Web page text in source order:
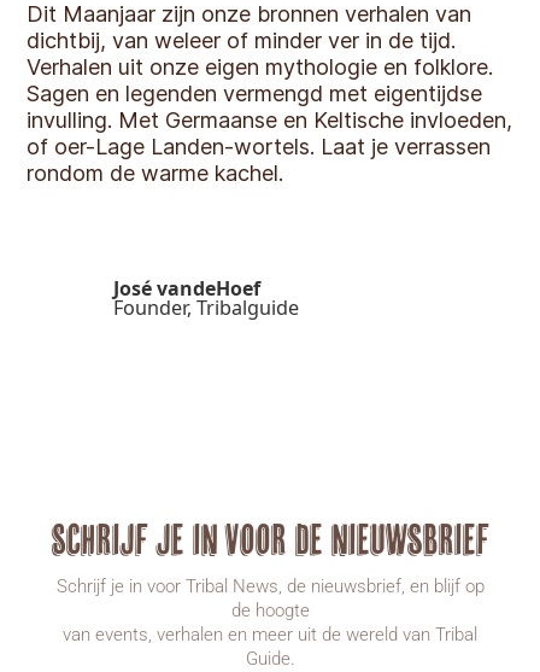
Dit Maanjaar zijn onze bronnen verhalen van
dichtbij, van weleer of minder ver in de tijd.
Verhalen uit onze eigen mythologie en folklore.
Sagen en legenden vermengd met eigentijdse
invulling. Met Germaanse en Keltische invloeden,
of oer-Lage Landen-wortels. Laat je verrassen
rondom de warme kachel.
José vandeHoef
Founder, Tribalguide
Schrijf je in voor de nieuwsbrief
Schrijf je in voor Tribal News, de nieuwsbrief, en blijf op
de hoogte
van events, verhalen en meer uit de wereld van Tribal
Guide.